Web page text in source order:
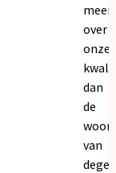
meer
over
onze
dan
de
van